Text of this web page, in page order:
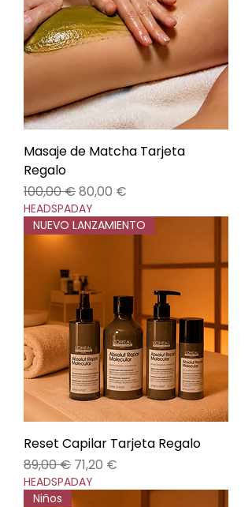
Masaje de Matcha Tarjeta
Regalo
Precio
100,00 €Precio de oferta
80,00 €
HEADSPADAY
NUEVO LANZAMIENTO
Reset Capilar Tarjeta Regalo
Precio
89,00 € Precio de oferta
71,20 €
HEADSPADAY
Niños